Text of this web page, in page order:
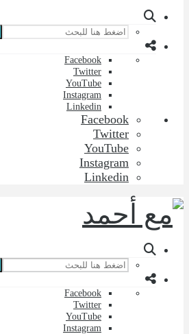
Facebook
Twitter
YouTube
Instagram
Linkedin
Facebook
Twitter
YouTube
Instagram
Linkedin
Facebook
Twitter
YouTube
Instagram